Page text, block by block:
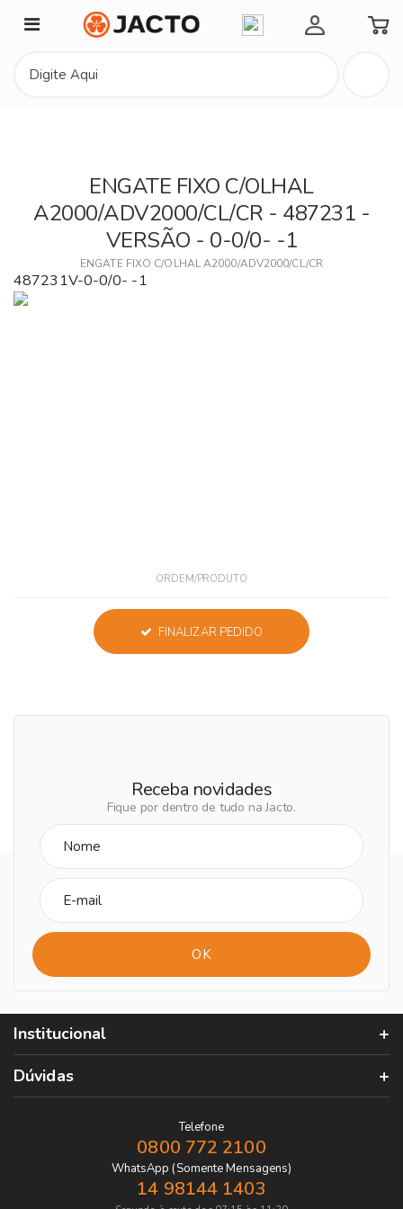
Minha Conta
ENGATE FIXO C/OLHAL
A2000/ADV2000/CL/CR - 487231 -
VERSÃO - 0-0/0- -1
ENGATE FIXO C/OLHAL A2000/ADV2000/CL/CR
487231V-0-0/0- -1
ORDEM/PRODUTO
FINALIZAR PEDIDO
Receba novidades
Fique por dentro de tudo na Jacto.
Institucional
Dúvidas
Telefone
0800 772 2100
WhatsApp (Somente Mensagens)
14 98144 1403